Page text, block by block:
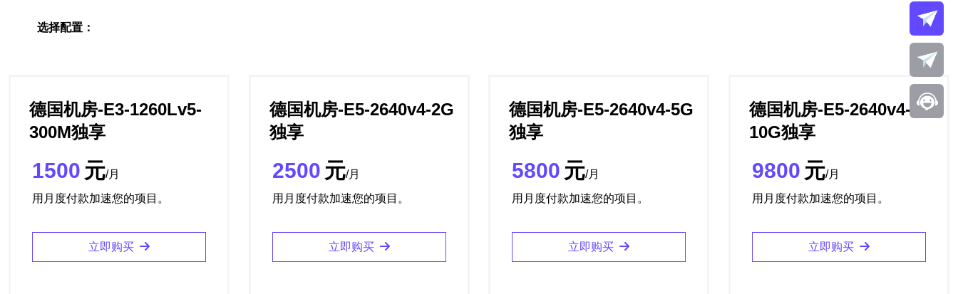
选择配置：
德国机房-E3-1260Lv5-
300M独享
1500 元/月
用月度付款加速您的项目。
立即购买
德国机房-E5-2640v4-2G
独享
2500 元/月
用月度付款加速您的项目。
立即购买
德国机房-E5-2640v4-5G
独享
5800 元/月
用月度付款加速您的项目。
立即购买
德国机房-E5-2640v4-
10G独享
9800 元/月
用月度付款加速您的项目。
立即购买